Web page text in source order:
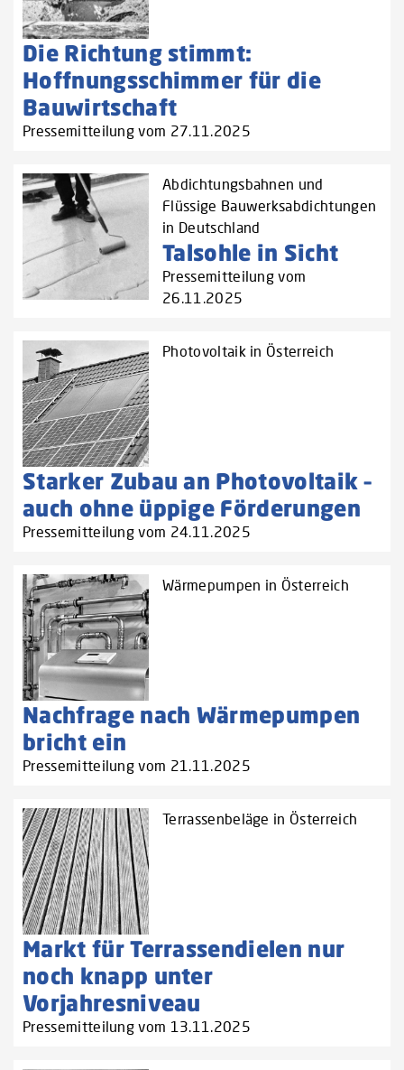
Die Richtung stimmt:
Hoffnungsschimmer für die
Bauwirtschaft
Pressemitteilung vom 27.11.2025
Abdichtungsbahnen und
Flüssige Bauwerksabdichtungen
in Deutschland
Talsohle in Sicht
Pressemitteilung vom
26.11.2025
Photovoltaik in Österreich
Starker Zubau an Photovoltaik –
auch ohne üppige Förderungen
Pressemitteilung vom 24.11.2025
Wärmepumpen in Österreich
Nachfrage nach Wärmepumpen
bricht ein
Pressemitteilung vom 21.11.2025
Terrassenbeläge in Österreich
Markt für Terrassendielen nur
noch knapp unter
Vorjahresniveau
Pressemitteilung vom 13.11.2025